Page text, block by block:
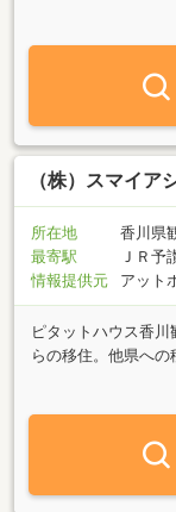
ます。お客様のあ
（株）スマイ
所在地
香川県
最寄駅
ＪＲ予
情報提供元
アット
ピタットハウス香
らの移住。他県へ
で、しっかりご
ております。どう